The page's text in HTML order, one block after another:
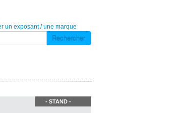
un exposant / une marque
Rechercher
- STAND -